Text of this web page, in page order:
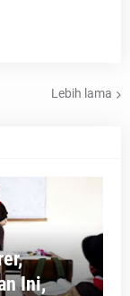
Lebih lama
Ini,